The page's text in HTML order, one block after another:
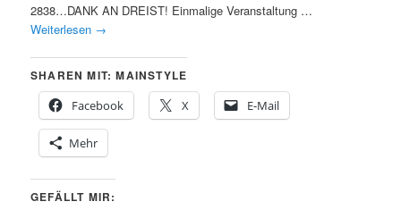
2838…DANK AN DREIST! Einmalige Veranstaltung …
Weiterlesen →
SHAREN MIT: MAINSTYLE
Facebook
X E-Mail
Mehr
GEFÄLLT MIR: